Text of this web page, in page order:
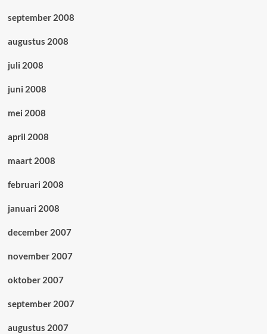
september 2008
augustus 2008
juli 2008
juni 2008
mei 2008
april 2008
maart 2008
februari 2008
januari 2008
december 2007
november 2007
oktober 2007
september 2007
augustus 2007